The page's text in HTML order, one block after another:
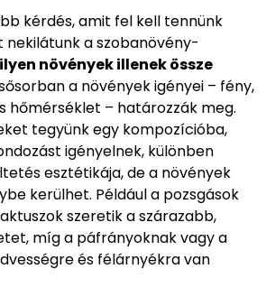
kérdés, amit fel kell tennünk
nekilátunk a szobanövény-
növények illenek össze
a növények igényei – fény,
hőmérséklet – határozzák meg.
tegyünk egy kompozícióba,
igényelnek, különben
esztétikája, de a növények
kerülhet. Például a pozsgások
szeretik a szárazabb,
míg a páfrányoknak vagy a
és félárnyékra van